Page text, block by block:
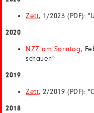
Zett, 1/2023 (PDF):
2020
NZZ am Sonntag,
schauen"
2019
Zett, 2/2019 (PDF):
2018